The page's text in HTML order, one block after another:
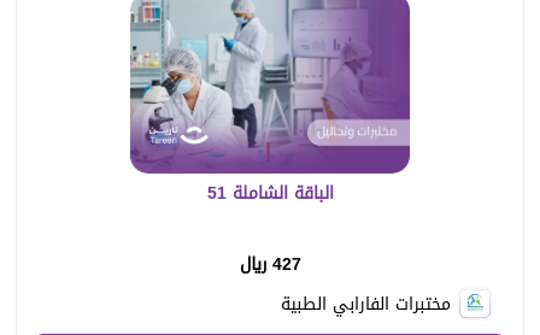
الباقة الشاملة 51
427 ريال
مختبرات الفارابي الطبية